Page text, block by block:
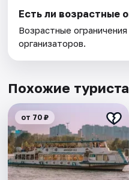
Есть ли возрастные
Возрастные
организаторов.
Похожие
от 70 ₽